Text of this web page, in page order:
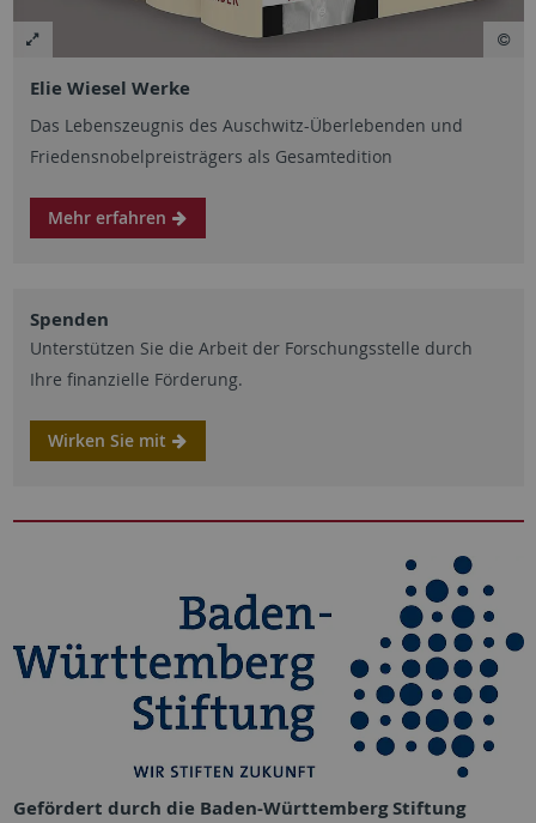
Elie Wiesel Werke
Das Lebenszeugnis des Auschwitz-Überlebenden und
Friedensnobelpreisträgers als Gesamtedition
Mehr erfahren
Spenden
Unterstützen Sie die Arbeit der Forschungsstelle durch
Ihre finanzielle Förderung.
Wirken Sie mit
Gefördert durch die Baden-Württemberg Stiftung